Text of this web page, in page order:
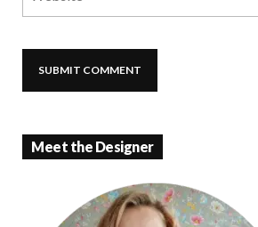
Meet the Designer